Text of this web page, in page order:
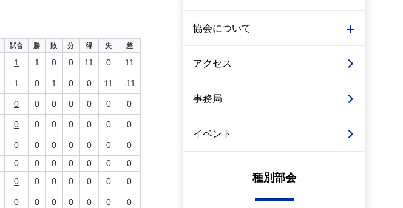
試合 勝 敗 分 得 失 差
1 1 0 0 11 0 11
1 0 1 0 0 11 -11
0 0 0 0 0 0 0
0 0 0 0 0 0 0
0 0 0 0 0 0
0
0 0 0 0 0 0
0
0 0 0 0 0 0 0
0 0 0 0 0 0 0
協会について
アクセス
事務局
イベント
種別部会